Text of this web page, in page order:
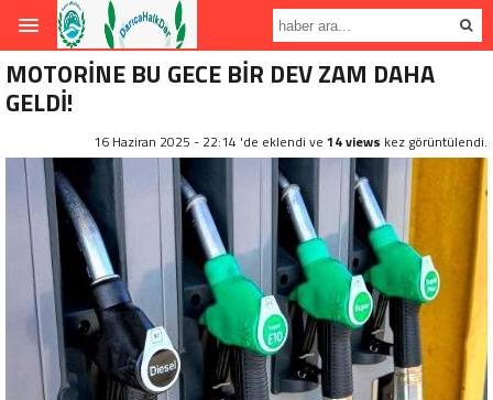
MOTORİNE BU GECE BİR DEV ZAM DAHA
GELDİ!
16 Haziran 2025 - 22:14 'de eklendi ve 14 views kez görüntülendi.